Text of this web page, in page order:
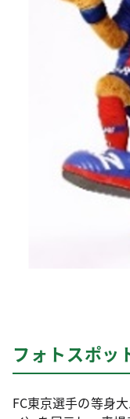
フォトスポッ
FC東京選手の等身